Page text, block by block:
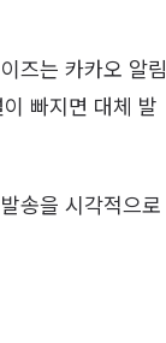
즈는 카카오 알림
빠지면 대체 발
송을 시각적으로